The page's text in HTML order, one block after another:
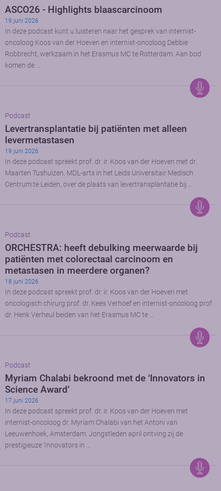
ASCO26 - Highlights blaascarcinoom
19 juni 2026
In deze podcast kunt u luisteren naar het gesprek van internist-
oncoloog Koos van der Hoeven en internist-oncoloog Debbie
Robbrecht, werkzaam in het Erasmus MC te Rotterdam. Aan bod
komen de …
Podcast
Levertransplantatie bij patiënten met alleen
levermetastasen
19 juni 2026
In deze podcast spreekt prof. dr. ir. Koos van der Hoeven met dr.
Maarten Tushuizen, MDL-arts in het Leids Universitair Medisch
Centrum te Leiden, over de plaats van levertransplantatie bij …
Podcast
ORCHESTRA: heeft debulking meerwaarde bij
patiënten met colorectaal carcinoom en
metastasen in meerdere organen?
18 juni 2026
In deze podcast spreekt prof. dr. ir. Koos van der Hoeven met
oncologisch chirurg prof. dr. Kees Verhoef en internist-oncoloog prof.
dr. Henk Verheul beiden van het Erasmus MC te …
Podcast
Myriam Chalabi bekroond met de ‘Innovators in
Science Award’
17 juni 2026
In deze podcast spreekt prof. dr. ir. Koos van der Hoeven met
internist-oncoloog dr. Myriam Chalabi van het Antoni van
Leeuwenhoek, Amsterdam. Jongstleden april ontving zij de
prestigieuze ‘Innovators in …